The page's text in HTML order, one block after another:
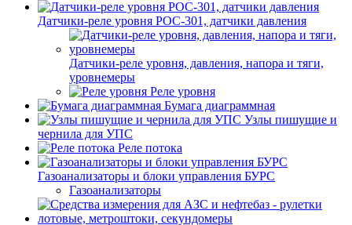
Датчики-реле уровня РОС-301, датчики давления
Датчики-реле уровня, давления, напора и тяги,
уровнемеры
Реле уровня
Бумага диаграммная
Узлы пишущие и
чернила для УПС
Реле потока
Газоанализаторы и блоки управления БУРС
Газоанализаторы